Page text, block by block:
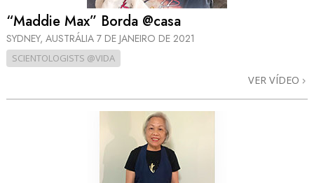
“Maddie Max” Borda @casa
SYDNEY, AUSTRÁLIA 7 DE JANEIRO DE 2021
SCIENTOLOGISTS @VIDA
VER VÍDEO